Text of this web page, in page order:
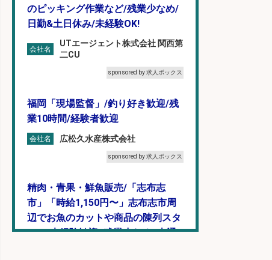
のピッキング作業など/残業少なめ/
日勤&土日休み/未経験OK!
会社名
UTエージェント株式会社 関西第
二CU
sponsored by 求人ボックス
福岡「現場監督」/釣り好き歓迎/残
業10時間/経験者歓迎
会社名 広松久水産株式会社
sponsored by 求人ボックス
精肉・青果・鮮魚販売/「志布志
市」「時給1,150円〜」志布志市周
辺でお魚のカットや商品の陳列スタ
ッフ/未経験歓迎×残業少なめ×車通